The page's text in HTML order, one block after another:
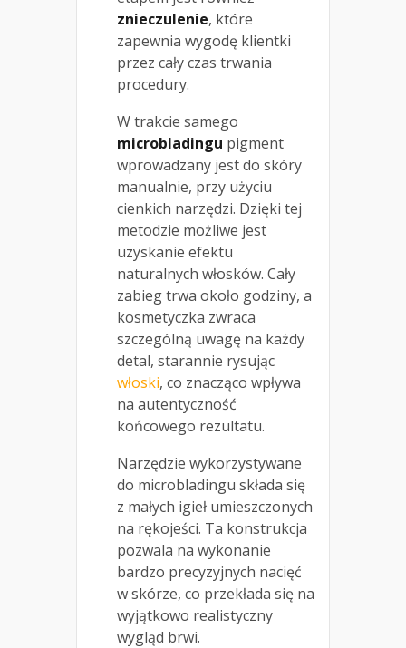
znieczulenie, które
zapewnia wygodę klientki
przez cały czas trwania
procedury.
W trakcie samego
microbladingu pigment
wprowadzany jest do skóry
manualnie, przy użyciu
cienkich narzędzi. Dzięki tej
metodzie możliwe jest
uzyskanie efektu
naturalnych włosków. Cały
zabieg trwa około godziny, a
kosmetyczka zwraca
szczególną uwagę na każdy
detal, starannie rysując
włoski, co znacząco wpływa
na autentyczność
końcowego rezultatu.
Narzędzie wykorzystywane
do microbladingu składa się
z małych igieł umieszczonych
na rękojeści. Ta konstrukcja
pozwala na wykonanie
bardzo precyzyjnych nacięć
w skórze, co przekłada się na
wyjątkowo realistyczny
wygląd brwi.